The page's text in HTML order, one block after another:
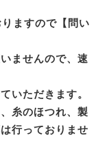
ますので【問い
ませんので、速
いただきます。
糸のほつれ、製
行っておりませ